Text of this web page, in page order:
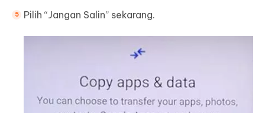
Pilih “Jangan Salin” sekarang.